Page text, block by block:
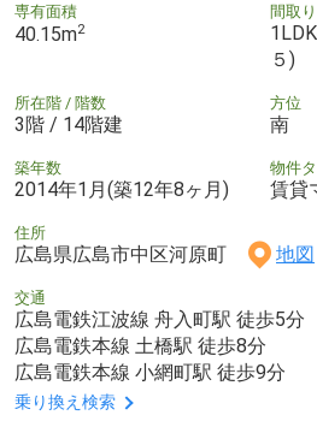
専有面積
40.15m2
間取り
５)
所在階 / 階数
3階 / 14階建
方位
南
築年数
2014年1月(築12年8ヶ月)
物件
賃貸
住所
広島県広島市中区河原町 地図
交通
広島電鉄江波線 舟入町駅 徒歩5分
広島電鉄本線 土橋駅 徒歩8分
広島電鉄本線 小網町駅 徒歩9分
乗り換え検索